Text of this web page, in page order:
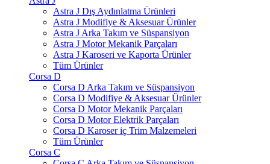
Astra J Dış Aydınlatma Ürünleri
Astra J Modifiye & Aksesuar Ürünler
Astra J Arka Takım ve Süspansiyon
Astra J Motor Mekanik Parçaları
Astra J Karoseri ve Kaporta Ürünler
Tüm Ürünler
Corsa D
Corsa D Arka Takım ve Süspansiyon
Corsa D Modifiye & Aksesuar Ürünler
Corsa D Motor Mekanik Parçaları
Corsa D Motor Elektrik Parçaları
Corsa D Karoser iç Trim Malzemeleri
Tüm Ürünler
Corsa C